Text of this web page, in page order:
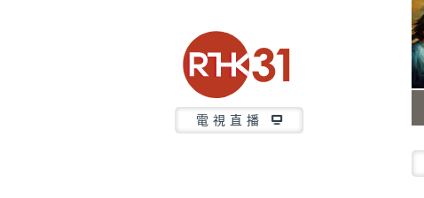
電視直播